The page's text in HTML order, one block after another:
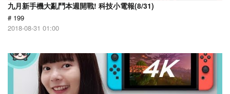
九月新手機大亂鬥本週開戰! 科技小電報(8/31)
# 199
2018-08-31 01:00